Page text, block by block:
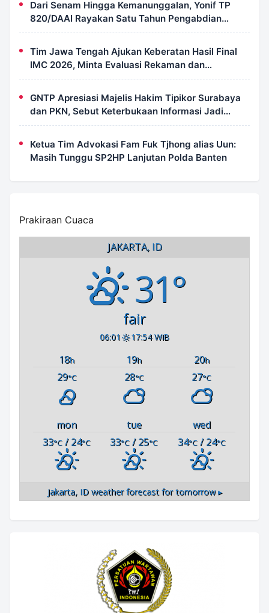
Dari Senam Hingga Kemanunggalan, Yonif TP
820/DAAI Rayakan Satu Tahun Pengabdian
dengan Semangat Kebersamaan
Tim Jawa Tengah Ajukan Keberatan Hasil Final
IMC 2026, Minta Evaluasi Rekaman dan
Scorecard Juri
GNTP Apresiasi Majelis Hakim Tipikor Surabaya
dan PKN, Sebut Keterbukaan Informasi Jadi
Instrumen Pengawasan Korupsi
Ketua Tim Advokasi Fam Fuk Tjhong alias Uun:
Masih Tunggu SP2HP Lanjutan Polda Banten
Prakiraan Cuaca
JAKARTA, ID
31°
fair
06:01 17:54 WIB
18h 19h 20h
29°C 28°C 27°C
mon tue
wed
33°C / 24°C 33°C / 25°C 34°C/ 24°C
Jakarta, IDweather forecast for tomorrow ▸